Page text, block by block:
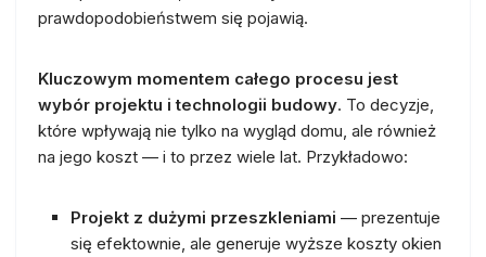
prawdopodobieństwem się pojawią.
Kluczowym momentem całego procesu jest
wybór projektu i technologii budowy. To decyzje,
które wpływają nie tylko na wygląd domu, ale również
na jego koszt — i to przez wiele lat. Przykładowo:
Projekt z dużymi przeszkleniami — prezentuje
się efektownie, ale generuje wyższe koszty okien